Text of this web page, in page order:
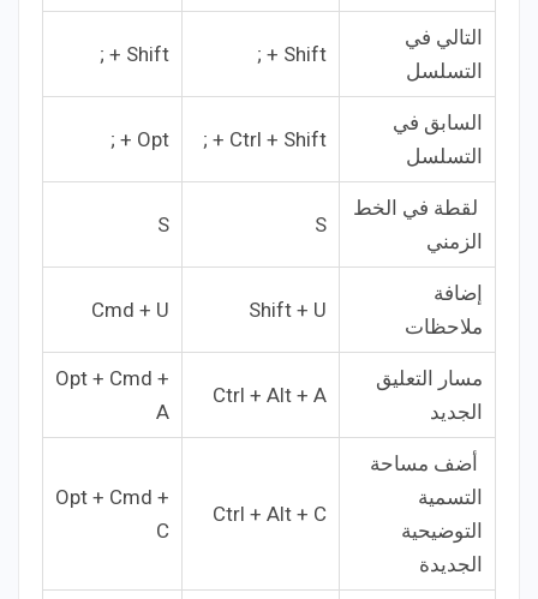
التالي في
التسلسل
Shift + ;
Shift + ;
السابق في
التسلسل
Ctrl + Shift + ;
Opt + ;
لقطة في الخط
الزمني
S
S
إضافة
ملاحظات
Shift + U
Cmd + U
مسار التعليق
الجديد
Ctrl + Alt + A
Opt + Cmd +
A
أضف مساحة
التسمية
التوضيحية
الجديدة
Ctrl + Alt + C
Opt + Cmd +
C